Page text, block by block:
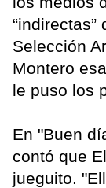
Selección
Montero
le puso los
En "Buen
contó que
jueguito.